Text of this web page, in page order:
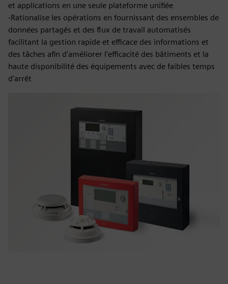
et applications en une seule plateforme unifiée
-Rationalise les opérations en fournissant des ensembles de
données partagés et des flux de travail automatisés
facilitant la gestion rapide et efficace des informations et
des tâches afin d'améliorer l'efficacité des bâtiments et la
haute disponibilité des équipements avec de faibles temps
d'arrêt